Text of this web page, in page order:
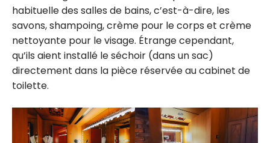
habituelle des salles de bains, c’est-à-dire, les
savons, shampoing, crème pour le corps et crème
nettoyante pour le visage. Étrange cependant,
qu’ils aient installé le séchoir (dans un sac)
directement dans la pièce réservée au cabinet de
toilette.